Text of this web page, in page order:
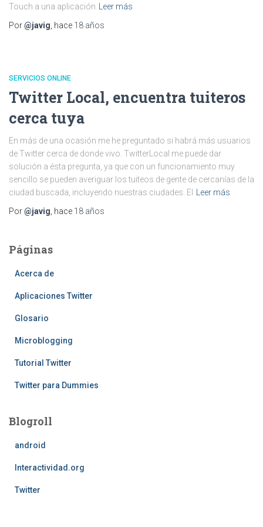
Touch a una aplicación
Leer más
Por@javig , hace 18 años
SERVICIOS ONLINE
Twitter Local, encuentra tuiteros
cerca tuya
En más de una ocasión me he preguntado si habrá más usuarios
de Twitter cerca de donde vivo. TwitterLocal me puede dar
solución a ésta pregunta, ya que con un funcionamiento muy
sencillo se pueden averiguar los tuiteos de gente de cercanías de la
ciudad buscada, incluyendo nuestras ciudades. El
Leer más
Por@javig , hace 18 años
Páginas
Acerca de
Aplicaciones Twitter
Glosario
Microblogging
Tutorial Twitter
Twitter para Dummies
Blogroll
android
Interactividad.org
Twitter